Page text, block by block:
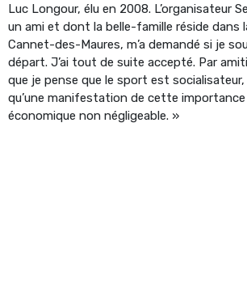
Luc Longour, élu en 2008. L’organisateur
un ami et dont la belle-famille réside dans
Cannet-des-Maures, m’a demandé si je
départ. J’ai tout de suite accepté. Par
que je pense que le sport est socialisateur,
qu’une manifestation de cette
économique non négligeable. »